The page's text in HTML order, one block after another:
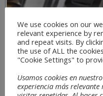
We use cookies on our
relevant experience by
and repeat visits. By
the use of ALL the
"Cookie Settings" to
Usamos cookies en
experiencia más relevante